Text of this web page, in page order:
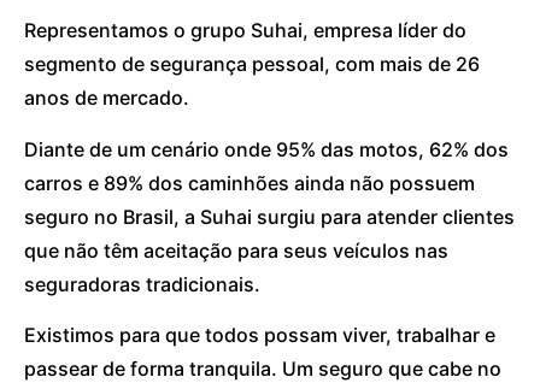
Representamos o grupo Suhai, empresa líder do
segmento de segurança pessoal, com mais de 26
anos de mercado.
Diante de um cenário onde 95% das motos, 62% dos
carros e 89% dos caminhões ainda não possuem
seguro no Brasil, a Suhai surgiu para atender clientes
que não têm aceitação para seus veículos nas
seguradoras tradicionais.
Existimos para que todos possam viver, trabalhar e
passear de forma tranquila. Um seguro que cabe no